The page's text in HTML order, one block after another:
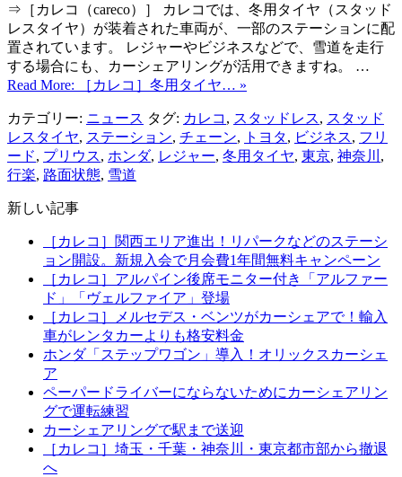
⇒［カレコ（careco）］ カレコでは、冬用タイヤ（スタッド
レスタイヤ）が装着された車両が、一部のステーションに配
置されています。 レジャーやビジネスなどで、雪道を走行
する場合にも、カーシェアリングが活用できますね。 …
Read More: ［カレコ］冬用タイヤ… »
カテゴリー: ニュース タグ: カレコ , スタッドレス, スタッド
レスタイヤ, ステーション, チェーン, トヨタ, ビジネス, フリ
ード, プリウス, ホンダ, レジャー, 冬用タイヤ, 東京, 神奈川 ,
行楽, 路面状態, 雪道
新しい記事
［カレコ］関西エリア進出！リパークなどのステーシ
ョン開設。新規入会で月会費1年間無料キャンペーン
［カレコ］アルパイン後席モニター付き「アルファー
ド」「ヴェルファイア」登場
［カレコ］メルセデス・ベンツがカーシェアで！輸入
車がレンタカーよりも格安料金
ホンダ「ステップワゴン」導入！オリックスカーシェ
ア
ペーパードライバーにならないためにカーシェアリン
グで運転練習
カーシェアリングで駅まで送迎
［カレコ］埼玉・千葉・神奈川・東京都市部から撤退
へ